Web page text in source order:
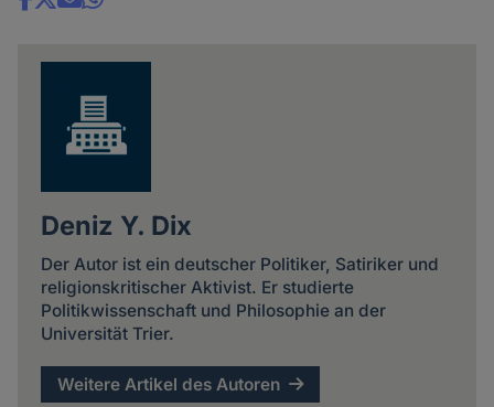
Share
Deniz Y. Dix
Der Autor ist ein deutscher Politiker, Satiriker und
religionskritischer Aktivist. Er studierte
Politikwissenschaft und Philosophie an der
Universität Trier.
Weitere Artikel des Autoren